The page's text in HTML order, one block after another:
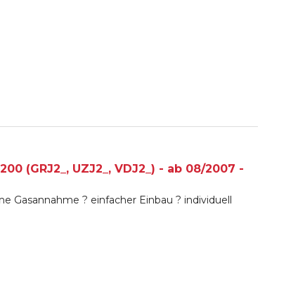
(GRJ2_, UZJ2_, VDJ2_) - ab 08/2007 -
Gasannahme ? einfacher Einbau ? individuell